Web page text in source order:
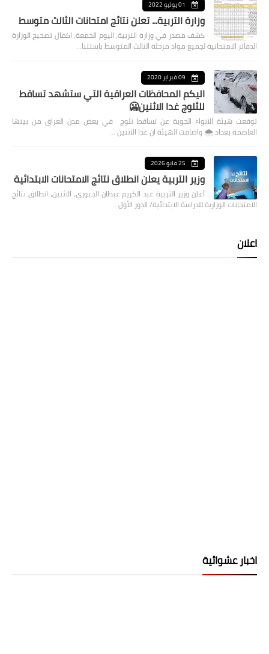
01 يوليو 2022
وزارة التربية... تعلن نتائج امتحانات الثالث متوسط
كشف مصدر في وزارة التربية، اليوم الجمعة، اكمال تصحيح الوزارة
الدفاتر الامتحانية لجميع مواد مرحلة الثالث المتوسط باستثنا…
09 فبراير 2020
اليكم المحافظات العراقية التي ستشهد تساقط
للثلوج غدا الاثنين🥶
توقعت هيئة الانواء الجوية عن تساقط ثلوج في بعض مدن العراق من بينها
العاصمة بغداد ⁦🌨️⁩ واضافت الهيئة ان غدا الاثنين …
25 مايو 2026
وزير التربية يعلن انطلاق نتائج الامتحانات الابتدائية
أعلن وزير التربية عبد الكريم عبطان الجبوري، الاثنين، انطلاق نتائج
الامتحانات الوزارية للدراسة الابتدائية/ الدور الأول…
اعلان
اخبار عشوائية